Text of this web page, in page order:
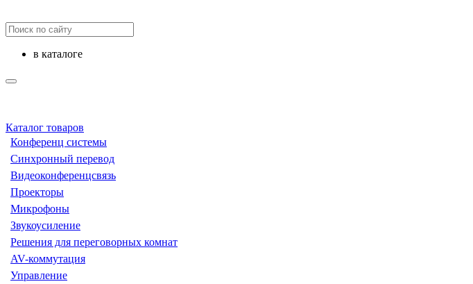
в каталоге
Каталог товаров
Конференц системы
Синхронный перевод
Видеоконференцсвязь
Проекторы
Микрофоны
Звукоусиление
Решения для переговорных комнат
AV-коммутация
Управление